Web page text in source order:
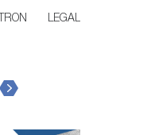
LEGAL